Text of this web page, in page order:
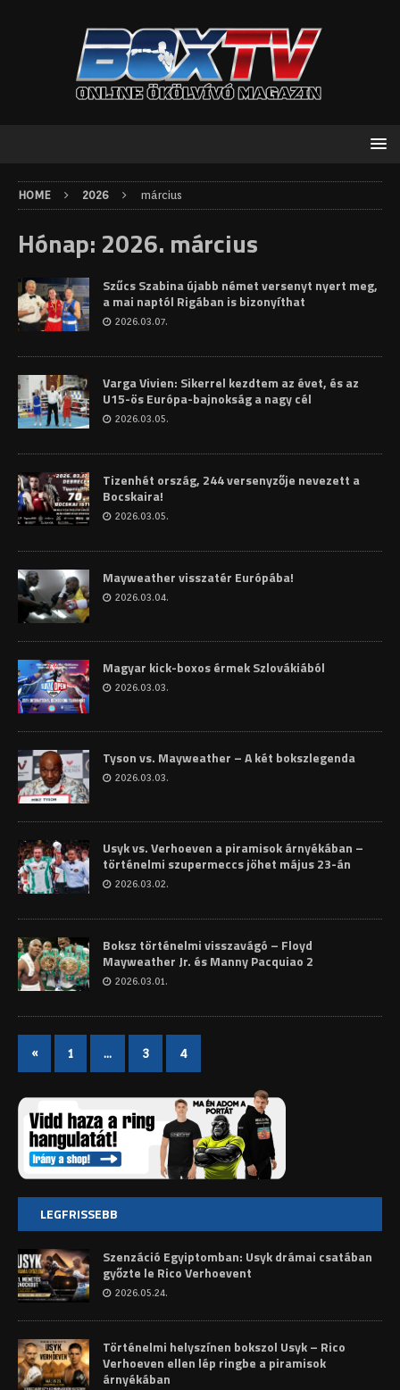
HOME 2026 március
Hónap: 2026. március
Szűcs Szabina újabb német versenyt nyert meg,
a mai naptól Rigában is bizonyíthat
2026.03.07.
Varga Vivien: Sikerrel kezdtem az évet, és az
U15-ös Európa-bajnokság a nagy cél
2026.03.05.
Tizenhét ország, 244 versenyzője nevezett a
Bocskaira!
2026.03.05.
Mayweather visszatér Európába!
2026.03.04.
Magyar kick-boxos érmek Szlovákiából
2026.03.03.
Tyson vs. Mayweather – A két bokszlegenda
2026.03.03.
Usyk vs. Verhoeven a piramisok árnyékában –
történelmi szupermeccs jöhet május 23-án
2026.03.02.
Boksz történelmi visszavágó – Floyd
Mayweather Jr. és Manny Pacquiao 2
2026.03.01.
« 1 … 3 4
LEGFRISSEBB
Szenzáció Egyiptomban: Usyk drámai csatában
győzte le Rico Verhoevent
2026.05.24.
Történelmi helyszínen bokszol Usyk – Rico
Verhoeven ellen lép ringbe a piramisok
árnyékában